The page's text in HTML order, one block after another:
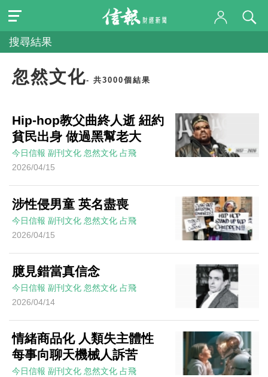
搜尋結果
忽然文化- 共3000個結果
Hip-hop教父曲終人逝 紐約
貧民出身 做過黑幫老大
今日信報 副刊文化 忽然文化 占飛
2026/04/15
涉性侵男童 英名盡喪
今日信報 副刊文化 忽然文化 占飛
2026/04/15
臆見錯當真信念
今日信報 副刊文化 忽然文化 占飛
2026/04/14
情緒商品化 人類失主體性
每事向聊天機械人訴苦
今日信報 副刊文化 忽然文化 占飛